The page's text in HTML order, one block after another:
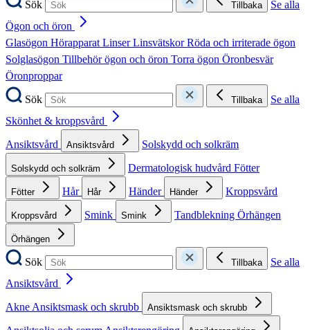
Sök
Tillbaka
Se alla
Ögon och öron
Glasögon HörapparatLinserLinsvätskorRöda och irriterade ögon
Solglasögon Tillbehör ögon och öron Torra ögon Öronbesvär
Öronproppar
Sök
Tillbaka
Se alla
Skönhet & kroppsvård
Ansiktsvård
Ansiktsvård Solskydd och solkräm
Solskydd och solkräm Dermatologisk hudvård Fötter
Fötter Hår Hår Händer Händer Kroppsvård
Kroppsvård Smink Smink Tandblekning Örhängen
Örhängen
Sök Tillbaka
Se alla
Ansiktsvård
AkneAnsiktsmask och skrubb Ansiktsmask och skrubb